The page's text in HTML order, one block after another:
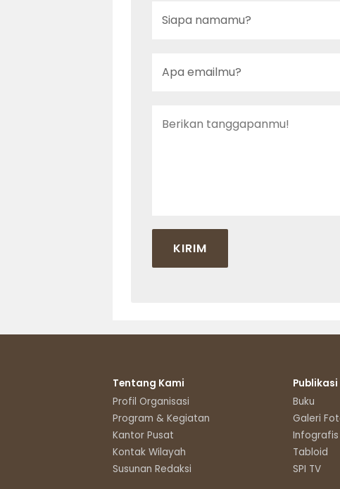
Tentang Kami
Profil Organisasi
Program & Kegiatan
Kantor Pusat
Kontak Wilayah
Susunan Redaksi
Publikasi
Buku
Galeri
Infografis
Tabloid
SPI TV